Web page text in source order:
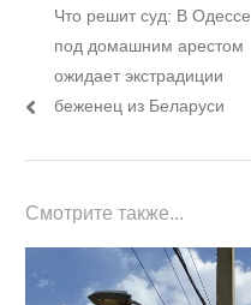
записям
Предыдущий
пост:
Что решит суд: В Одессе
под домашним арестом
ожидает экстрадиции
беженец из Беларуси
Смотрите также...